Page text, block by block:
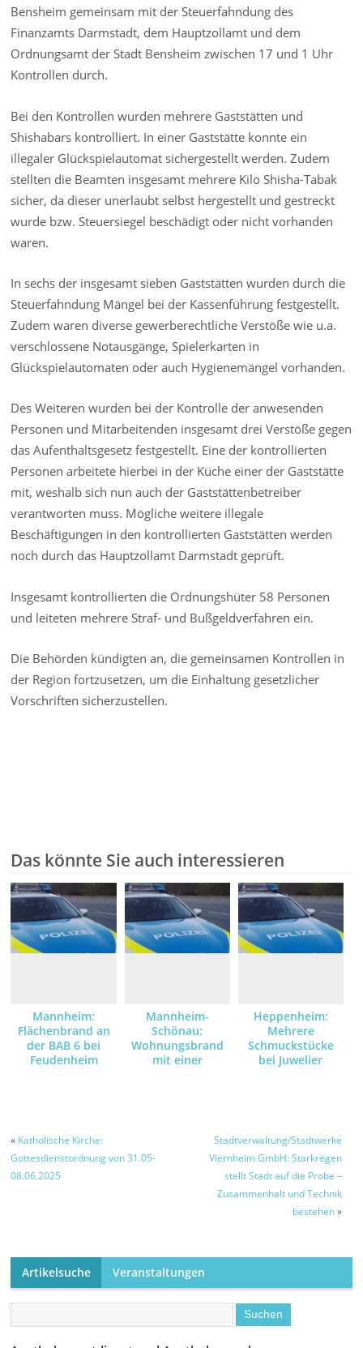
Bensheim gemeinsam mit der Steuerfahndung des
Finanzamts Darmstadt, dem Hauptzollamt und dem
Ordnungsamt der Stadt Bensheim zwischen 17 und 1 Uhr
Kontrollen durch.
Bei den Kontrollen wurden mehrere Gaststätten und
Shishabars kontrolliert. In einer Gaststätte konnte ein
illegaler Glückspielautomat sichergestellt werden. Zudem
stellten die Beamten insgesamt mehrere Kilo Shisha-Tabak
sicher, da dieser unerlaubt selbst hergestellt und gestreckt
wurde bzw. Steuersiegel beschädigt oder nicht vorhanden
waren.
In sechs der insgesamt sieben Gaststätten wurden durch die
Steuerfahndung Mängel bei der Kassenführung festgestellt.
Zudem waren diverse gewerberechtliche Verstöße wie u.a.
verschlossene Notausgänge, Spielerkarten in
Glückspielautomaten oder auch Hygienemängel vorhanden.
Des Weiteren wurden bei der Kontrolle der anwesenden
Personen und Mitarbeitenden insgesamt drei Verstöße gegen
das Aufenthaltsgesetz festgestellt. Eine der kontrollierten
Personen arbeitete hierbei in der Küche einer der Gaststätte
mit, weshalb sich nun auch der Gaststättenbetreiber
verantworten muss. Mögliche weitere illegale
Beschäftigungen in den kontrollierten Gaststätten werden
noch durch das Hauptzollamt Darmstadt geprüft.
Insgesamt kontrollierten die Ordnungshüter 58 Personen
und leiteten mehrere Straf- und Bußgeldverfahren ein.
Die Behörden kündigten an, die gemeinsamen Kontrollen in
der Region fortzusetzen, um die Einhaltung gesetzlicher
Vorschriften sicherzustellen.
Das könnte Sie auch interessieren
Mannheim:
Flächenbrand an
der BAB 6 bei
Feudenheim
Mannheim-
Schönau:
Wohnungsbrand
mit einer
Heppenheim:
Mehrere
Schmuckstücke
bei Juwelier
« Katholische Kirche:
Gottesdienstordnung von 31.05-
08.06.2025
Stadtverwaltung/Stadtwerke
Viernheim GmbH: Starkregen
stellt Stadt auf die Probe –
Zusammenhalt und Technik
bestehen»
Artikelsuche Veranstaltungen